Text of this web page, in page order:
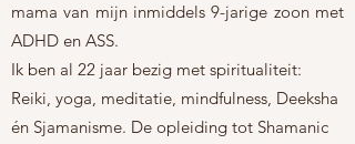
mama van mijn inmiddels 9-jarige zoon met
ADHD en ASS.
Ik ben al 22 jaar bezig met spiritualiteit:
Reiki, yoga, meditatie, mindfulness, Deeksha
én Sjamanisme. De opleiding tot Shamanic